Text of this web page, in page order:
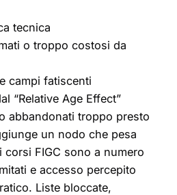
tecnica
o troppo costosi da
campi fatiscenti
“Relative Age Effect”
abbandonati troppo presto
un nodo che pesa
FIGC sono a numero
e accesso percepito
Liste bloccate,